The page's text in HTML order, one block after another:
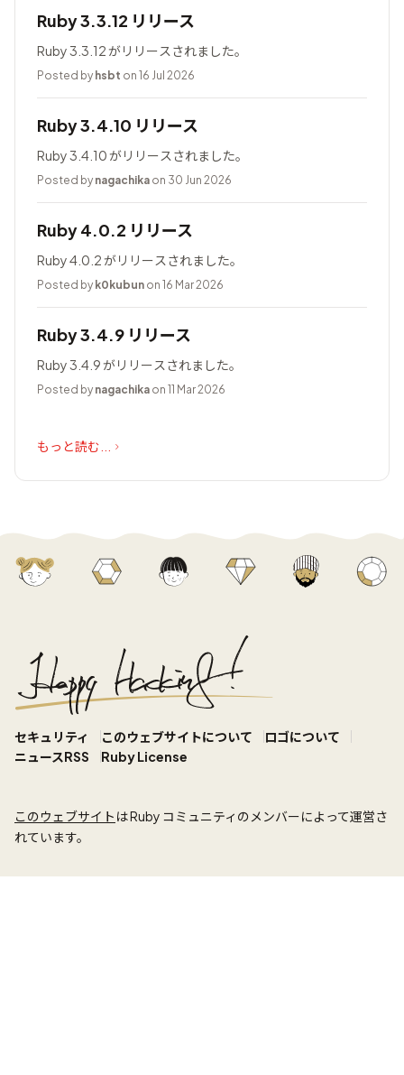
Ruby 3.3.12 リリース
Ruby 3.3.12 がリリースされました。
Posted by hsbt on 16 Jul 2026
Ruby 3.4.10 リリース
Ruby 3.4.10 がリリースされました。
Posted by nagachika on 30 Jun 2026
Ruby 4.0.2 リリース
Ruby 4.0.2 がリリースされました。
Posted by k0kubun on 16 Mar 2026
Ruby 3.4.9 リリース
Ruby 3.4.9 がリリースされました。
Posted by nagachika on 11 Mar 2026
もっと読む...
セキュリティ このウェブサイトについて
ロゴについて
ニュースRSS
Ruby License
このウェブサイト は Ruby コミュニティのメンバーによって運営さ
れています。